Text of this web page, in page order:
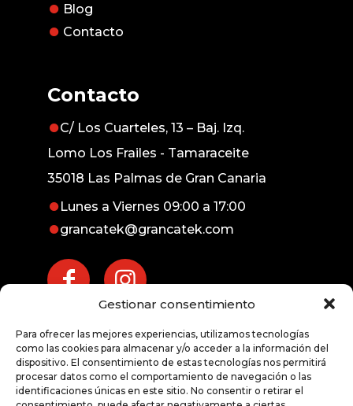
Gestionar consentimiento
Para ofrecer las mejores experiencias, utilizamos tecnologías
como las cookies para almacenar y/o acceder a la información del
dispositivo. El consentimiento de estas tecnologías nos permitirá
procesar datos como el comportamiento de navegación o las
identificaciones únicas en este sitio. No consentir o retirar el
Blog
Contacto
Contacto
C/ Los Cuarteles, 13 – Baj. Izq.
Lomo Los Frailes - Tamaraceite
35018 Las Palmas de Gran Canaria
Lunes a Viernes 09:00 a 17:00
grancatek@grancatek.com
Atención inmediata
exprés
928 676 191